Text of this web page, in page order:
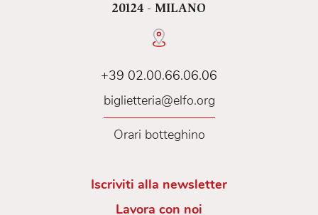
esposizioni temporanee e permanenti.
20124 - MILANO
+39 02.00.66.06.06
biglietteria@elfo.org
Orari botteghino
Iscriviti alla newsletter
Lavora con noi